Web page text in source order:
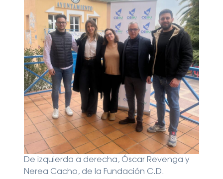
De izquierda a derecha, Óscar Revenga y
Nerea Cacho, de la Fundación C.D.